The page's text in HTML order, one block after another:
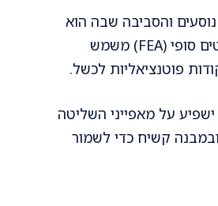
והסביבה שבה הוא
יפעל. עקרונות העיצוב סובבים סביב הבטחת שלמות מבנית, כאשר ניתוח אלמנטים סופי (FEA) משמש
פוטנציאליות לכשל.
על מאפייני השליטה
קשיח כדי לשמור